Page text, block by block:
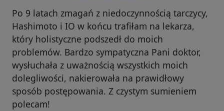
Po 9 latach zmagań z niedoczynnością tarczycy,
Hashimoto i IO w końcu trafiłam na lekarza,
który holistyczne podszedł do moich
problemów. Bardzo sympatyczna Pani doktor,
wysłuchała z uważnością wszystkich moich
dolegliwości, nakierowała na prawidłowy
sposób postępowania. Z czystym sumieniem
polecam!